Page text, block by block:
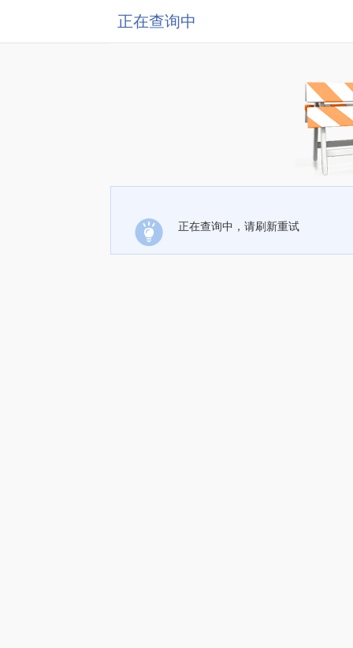
正在查询中
正在查询中，请刷新重试